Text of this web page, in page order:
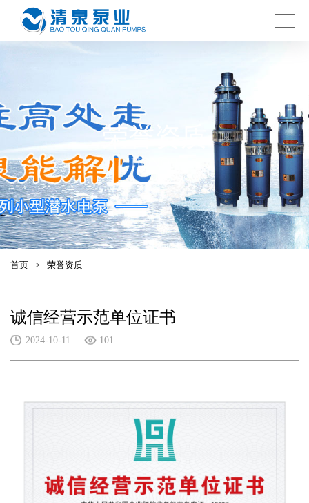
荣誉资质
HONOR
首页 > 荣誉资质
诚信经营示范单位证书
2024-10-11 101